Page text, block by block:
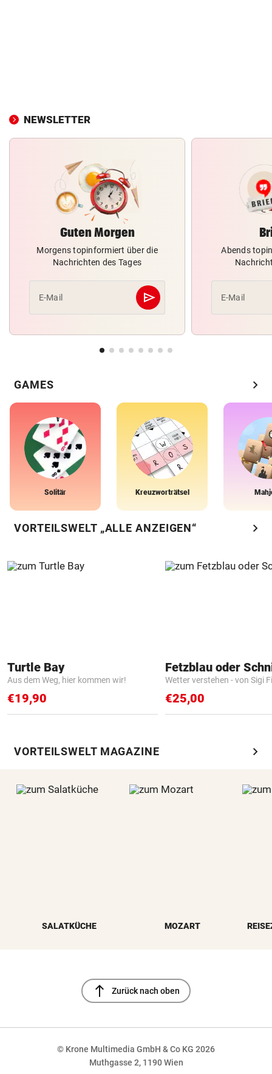
NEWSLETTER
Guten Morgen
Morgens topinformiert über die
Nachrichten des Tages
E-Mail send
Abschicken
Abends
E-Mail
GAMES chevron_right
Solitär Kreuzworträtsel
VORTEILSWELT „ALLE ANZEIGEN“ chevron_right
Turtle Bay
Aus dem Weg, hier kommen wir!
€19,90
Fetzblau oder
Wetter verstehen - von Sigi
€25,00
VORTEILSWELT MAGAZINE chevron_right
SALATKÜCHE MOZART
north Zurück nach oben
© Krone Multimedia GmbH & Co KG 2026
Muthgasse 2, 1190 Wien